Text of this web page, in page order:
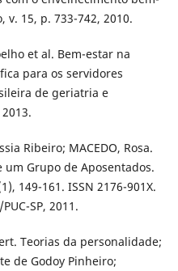
v. 15, p. 733-742, 2010.
et al. Bem-estar na
para os servidores
de geriatria e
Ribeiro; MACEDO, Rosa.
um Grupo de Aposentados.
149-161. ISSN 2176-901X.
SP, 2011.
Teorias da personalidade;
de Godoy Pinheiro;